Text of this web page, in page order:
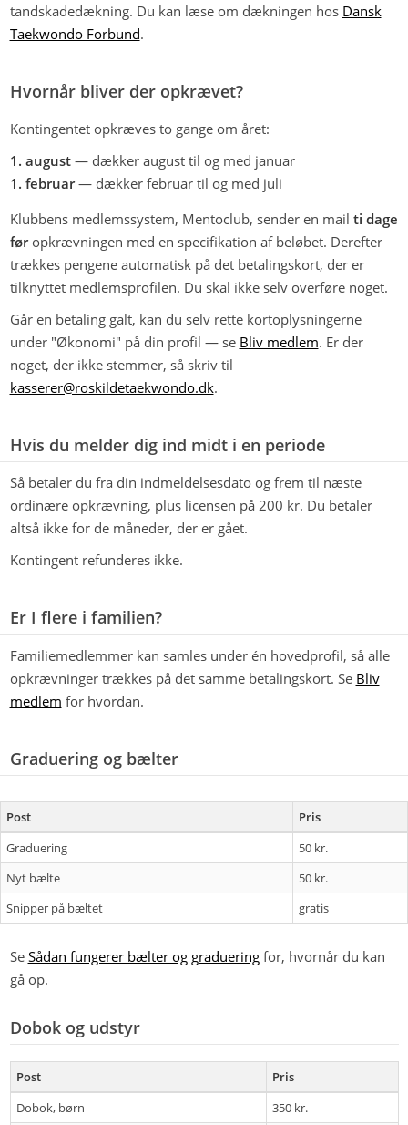
tandskadedækning. Du kan læse om dækningen hos Dansk
Taekwondo Forbund.
Hvornår bliver der opkrævet?
Kontingentet opkræves to gange om året:
1. august— dækker august til og med januar
1. februar— dækker februar til og med juli
Klubbens medlemssystem, Mentoclub, sender en mail ti dage
føropkrævningen med en specifikation af beløbet. Derefter
trækkes pengene automatisk på det betalingskort, der er
tilknyttet medlemsprofilen. Du skal ikke selv overføre noget.
Går en betaling galt, kan du selv rette kortoplysningerne
under "Økonomi" på din profil — se Bliv medlem. Er der
noget, der ikke stemmer, så skriv til
kasserer@roskildetaekwondo.dk.
Hvis du melder dig ind midt i en periode
Så betaler du fra din indmeldelsesdato og frem til næste
ordinære opkrævning, plus licensen på 200 kr. Du betaler
altså ikke for de måneder, der er gået.
Kontingent refunderes ikke.
Er I flere i familien?
Familiemedlemmer kan samles under én hovedprofil, så alle
opkrævninger trækkes på det samme betalingskort. Se Bliv
medlem for hvordan.
Graduering og bælter
Post
Pris
Graduering
50 kr.
Nyt bælte
50 kr.
Snipper på bæltet
gratis
Se Sådan fungerer bælter og gradueringfor, hvornår du kan
gå op.
Dobok og udstyr
Post
Pris
Dobok, børn
350 kr.